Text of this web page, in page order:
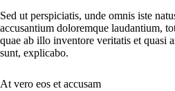
Sed ut perspiciatis, unde omnis iste
accusantium doloremque laudantium,
quae ab illo inventore veritatis et quasi
sunt, explicabo.
At vero eos et accusam